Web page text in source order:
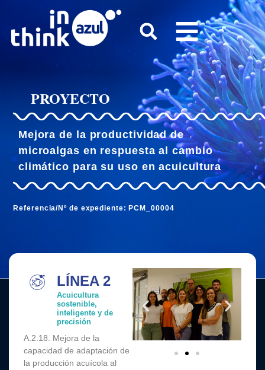
PROYECTO
Mejora de la productividad de
microalgas en respuesta al cambio
climático para su uso en acuicultura
Referencia/Nº de expediente: PCM_00004
LÍNEA 2
Acuicultura
sostenible,
inteligente y de
precisión
A.2.18. Mejora de la
capacidad de adaptación de
la producción acuícola al